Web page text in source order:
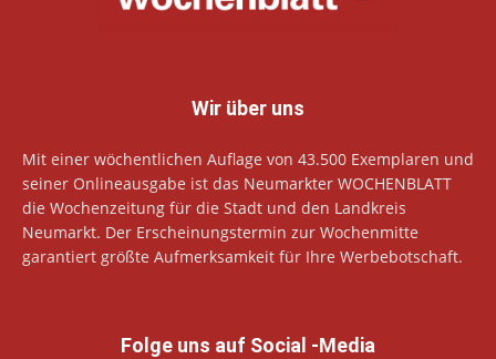
Wir über uns
Mit einer wöchentlichen Auflage von 43.500 Exemplaren und
seiner Onlineausgabe ist das Neumarkter WOCHENBLATT
die Wochenzeitung für die Stadt und den Landkreis
Neumarkt. Der Erscheinungstermin zur Wochenmitte
garantiert größte Aufmerksamkeit für Ihre Werbebotschaft.
Folge uns auf Social -Media